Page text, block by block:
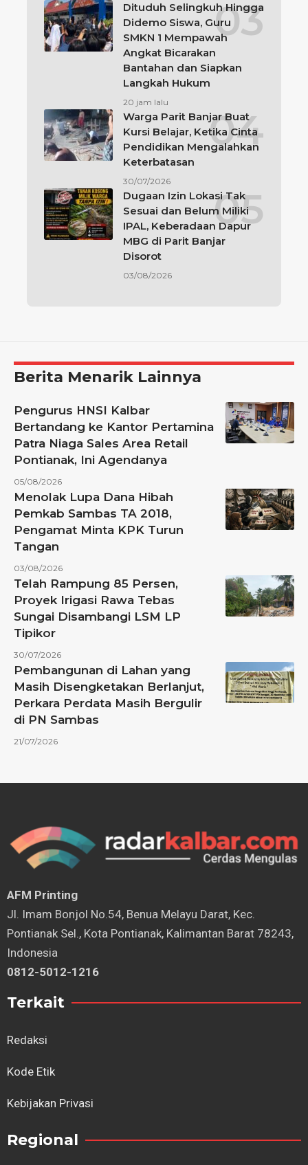
Dituduh Selingkuh Hingga
Didemo Siswa, Guru
SMKN 1 Mempawah
Angkat Bicarakan
Bantahan dan Siapkan
Langkah Hukum
20 jam lalu
Warga Parit Banjar Buat
Kursi Belajar, Ketika Cinta
Pendidikan Mengalahkan
Keterbatasan
30/07/2026
Dugaan Izin Lokasi Tak
Sesuai dan Belum Miliki
IPAL, Keberadaan Dapur
MBG di Parit Banjar
Disorot
03/08/2026
Berita Menarik Lainnya
Pengurus HNSI Kalbar
Bertandang ke Kantor Pertamina
Patra Niaga Sales Area Retail
Pontianak, Ini Agendanya
05/08/2026
Menolak Lupa Dana Hibah
Pemkab Sambas TA 2018,
Pengamat Minta KPK Turun
Tangan
03/08/2026
Telah Rampung 85 Persen,
Proyek Irigasi Rawa Tebas
Sungai Disambangi LSM LP
Tipikor
30/07/2026
Pembangunan di Lahan yang
Masih Disengketakan Berlanjut,
Perkara Perdata Masih Bergulir
di PN Sambas
21/07/2026
AFM Printing
⁠Jl. Imam Bonjol No.54, Benua Melayu Darat, Kec.
Pontianak Sel., Kota Pontianak, Kalimantan Barat 78243,
Indonesia
0812-5012-1216
Terkait
Redaksi
Kode Etik
Kebijakan Privasi
Regional